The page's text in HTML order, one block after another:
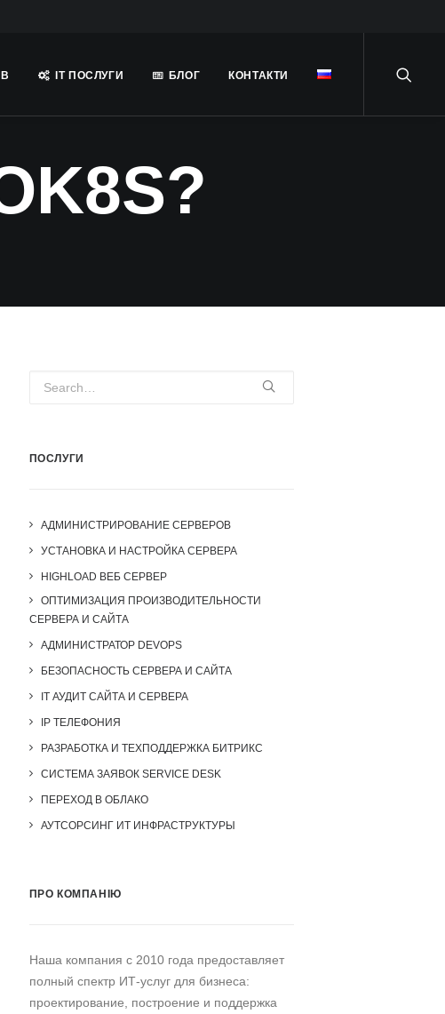
ІТ ПОСЛУГИ БЛОГ КОНТАКТИ
ПОСЛУГИ
АДМИНИСТРИРОВАНИЕ СЕРВЕРОВ
УСТАНОВКА И НАСТРОЙКА СЕРВЕРА
HIGHLOAD ВЕБ СЕРВЕР
ОПТИМИЗАЦИЯ ПРОИЗВОДИТЕЛЬНОСТИ
СЕРВЕРА И САЙТА
АДМИНИСТРАТОР DEVOPS
БЕЗОПАСНОСТЬ СЕРВЕРА И САЙТА
IT АУДИТ САЙТА И СЕРВЕРА
IP ТЕЛЕФОНИЯ
РАЗРАБОТКА И ТЕХПОДДЕРЖКА БИТРИКС
СИСТЕМА ЗАЯВОК SERVICE DESK
ПЕРЕХОД В ОБЛАКО
АУТСОРСИНГ ИТ ИНФРАСТРУКТУРЫ
ПРО КОМПАНІЮ
Наша компания c 2010 года предоставляет
полный спектр ИТ-услуг для бизнеса:
проектирование, построение и поддержка